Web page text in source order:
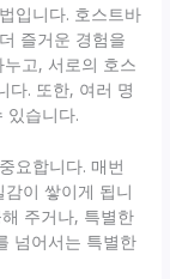
입니다. 호스트바
즐거운 경험을
고, 서로의 호스
다. 또한, 여러 명
있습니다.
요합니다. 매번
이 쌓이게 됩니
주거나, 특별한
넘어서는 특별한